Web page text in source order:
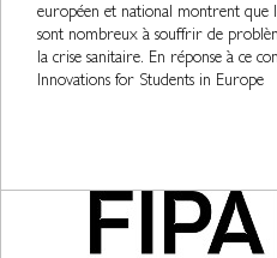
européen et national montrent que
sont nombreux à souffrir de
la crise sanitaire. En réponse à ce
Innovations for Students in Europe